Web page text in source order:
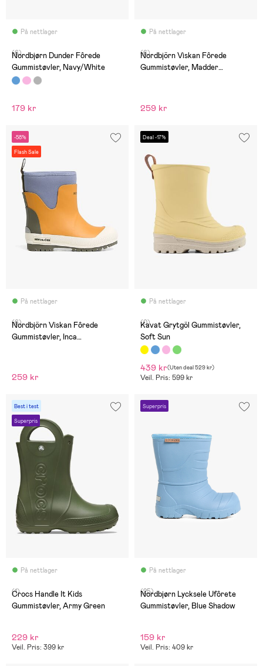
På nettlager
(6)
Nordbjørn Dunder Fôrede
Gummistøvler, Navy/White
179 kr
På nettlager
(6)
Nordbjörn Viskan Fôrede
Gummistøvler, Madder
259 kr
-58%
Flash Sale
På nettlager
(6)
Nordbjörn Viskan Fôrede
Gummistøvler, Inca
259 kr
Deal -17%
På nettlager
(0)
Kavat Grytgöl Gummistøvler,
Soft Sun
439 kr(Uten deal529 kr)
Veil. Pris: 599 kr
Best i test
Superpris
På nettlager
(1)
Crocs Handle It Kids
Gummistøvler, Army Green
229 kr
Veil. Pris: 399 kr
Superpris
På nettlager
(25)
Nordbjørn Lycksele Ufôrete
Gummistøvler, Blue Shadow
159 kr
Veil. Pris: 409 kr